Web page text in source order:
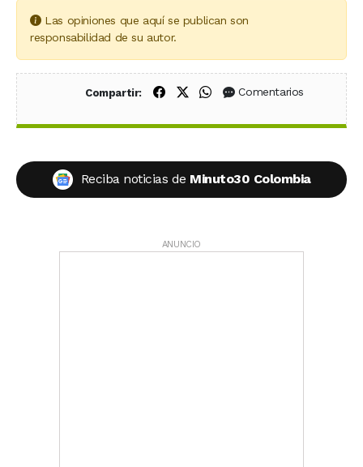
Las opiniones que aquí se publican son
responsabilidad de su autor.
Compartir: Compartir en Facebook
Compartir en X (Twitter)
Compartir en WhatsApp
Comentarios
Reciba noticias de Minuto30 Colombia
ANUNCIO